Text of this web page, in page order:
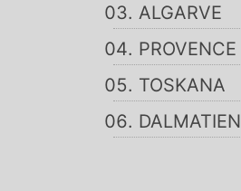
ALGARVE
PROVENCE
TOSKANA
DALMATIEN